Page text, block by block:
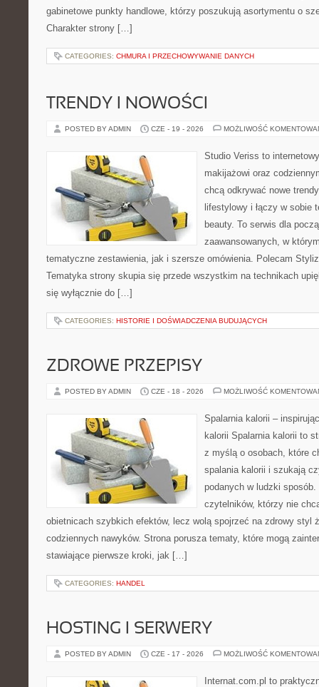
gabinetowe punkty handlowe, którzy poszukują asortymentu o
Charakter strony […]
CATEGORIES: CHMURA I PRZECHOWYWANIE DANYCH
TRENDY I NOWOŚCI
POSTED BY ADMIN CZE - 19 - 2026 MOŻLIWOŚĆ
Studio Veriss to
makijażowi oraz
chcą odkrywać nowe
lifestylowy i łączy w sobie
beauty. To serwis dla
zaawansowanych, w
tematyczne zestawienia, jak i szersze omówienia. Polecam
Tematyka strony skupia się przede wszystkim na technikach
się wyłącznie do […]
CATEGORIES: HISTORIE I DOŚWIADCZENIA BUDUJĄCYCH
ZDROWE PRZEPISY
POSTED BY ADMIN CZE - 18 - 2026 MOŻLIWOŚĆ
Spalarnia kalorii –
kalorii Spalarnia kalorii to
z myślą o osobach, które
spalania kalorii i szukają
podanych w ludzki sposób.
czytelników, którzy nie
obietnicach szybkich efektów, lecz wolą spojrzeć na zdrowy styl
codziennych nawyków. Strona porusza tematy, które mogą
stawiające pierwsze kroki, jak […]
CATEGORIES: HANDEL
HOSTING I SERWERY
POSTED BY ADMIN CZE - 17 - 2026 MOŻLIWOŚĆ
Internat.com.pl to